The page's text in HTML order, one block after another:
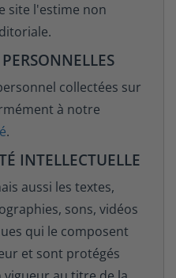
site l'estime non
collectées sur
à notre
.
INTELLECTUELLE
aussi les textes,
sons, vidéos
qui le composent
et sont protégés